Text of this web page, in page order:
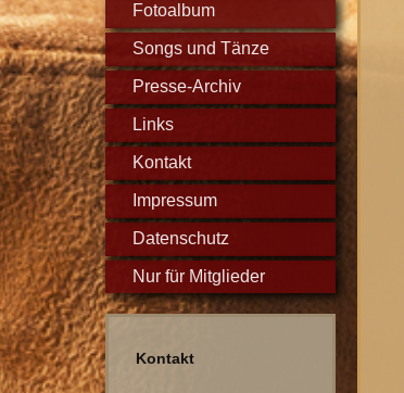
Fotoalbum
Songs und Tänze
Presse-Archiv
Links
Kontakt
Impressum
Datenschutz
Nur für Mitglieder
Kontakt